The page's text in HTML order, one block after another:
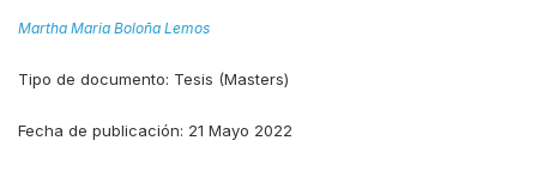
Martha Maria Boloña Lemos
Tipo de documento: Tesis (Masters)
Fecha de publicación: 21 Mayo 2022